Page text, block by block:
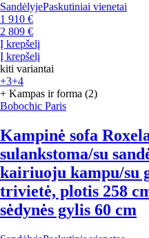
SandėlyjePaskutiniai vienetai
1 910 €
2 809 €
Į krepšelį
Į krepšelį
kiti variantai
+3+4
+ Kampas ir forma (2)
Bobochic Paris
Kampinė sofa
sulankstoma/su
kairiuoju kampu/su
trivietė, plotis 258
sėdynės gylis 60 cm